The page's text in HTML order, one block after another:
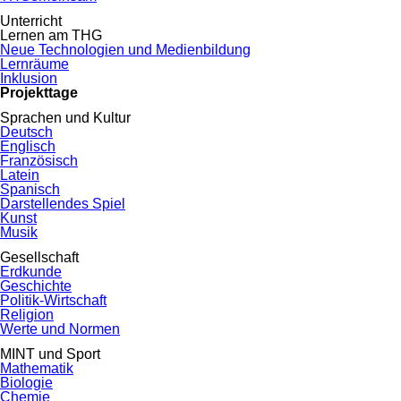
Unterricht
Lernen am THG
Neue Technologien und Medienbildung
Lernräume
Inklusion
Projekttage
Sprachen und Kultur
Deutsch
Englisch
Französisch
Latein
Spanisch
Darstellendes Spiel
Kunst
Musik
Gesellschaft
Erdkunde
Geschichte
Politik-Wirtschaft
Religion
Werte und Normen
MINT und Sport
Mathematik
Biologie
Chemie